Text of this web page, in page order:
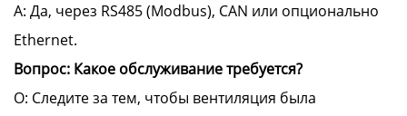
A: Да, через RS485 (Modbus), CAN или опционально
Ethernet.
Вопрос: Какое обслуживание требуется?
О: Следите за тем, чтобы вентиляция была